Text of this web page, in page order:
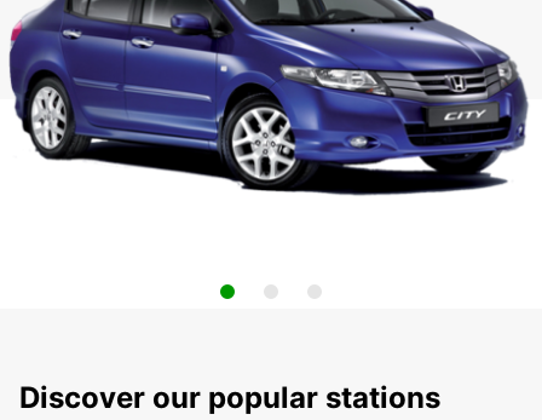
Discover our popular stations